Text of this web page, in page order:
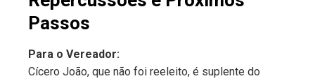
Passos
Para o Vereador:
Cícero João, que não foi reeleito, é suplente do